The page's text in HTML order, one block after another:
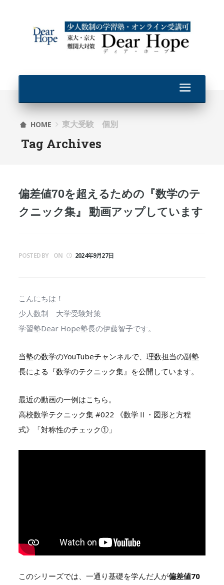
HOME 東大受験 個別
Tag Archives
偏差値70を超えるための『数学のテ
クニック集』 動画アップしています
POSTED BY ON 2024年9月27日
こんにちは！
少人数制 大学受験対策
学習塾Dear Hope塾長の伊藤智子です。
当塾の数学のYouTubeチャンネルで、理数担当の副塾
長による『数学のテクニック集』を公開しています。
最近の動画の一例はこちら。
高校数学テクニック集 #022 《数学Ⅱ・図形と方程
式》「対称性のチェック①」
このシリーズでは、一通り基礎を学んだ人が偏差値70